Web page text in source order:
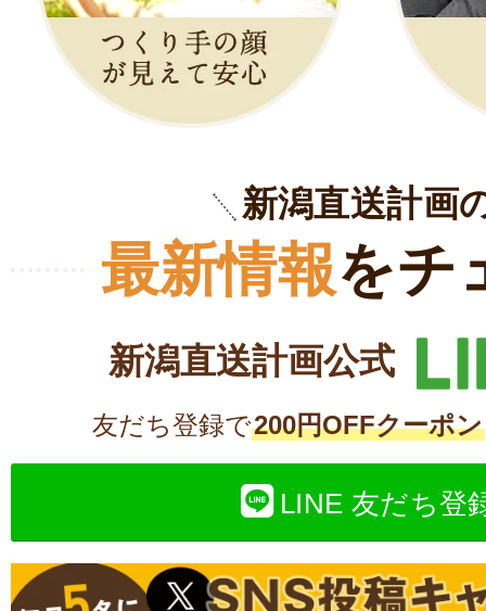
新潟直送計画
最新情報をチ
新潟直送計画公式
友だち登録で200円OFFクーポン
LINE 友だち登